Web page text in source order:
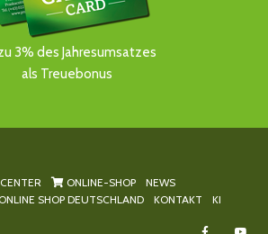
3% des Jahresumsatzes
als Treuebonus
ONLINE-SHOP
NEWS
ONLINE SHOP DEUTSCHLAND KONTAKT KI